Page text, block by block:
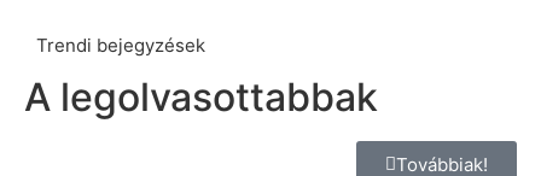
Trendi bejegyzések
A legolvasottabbak
Továbbiak!